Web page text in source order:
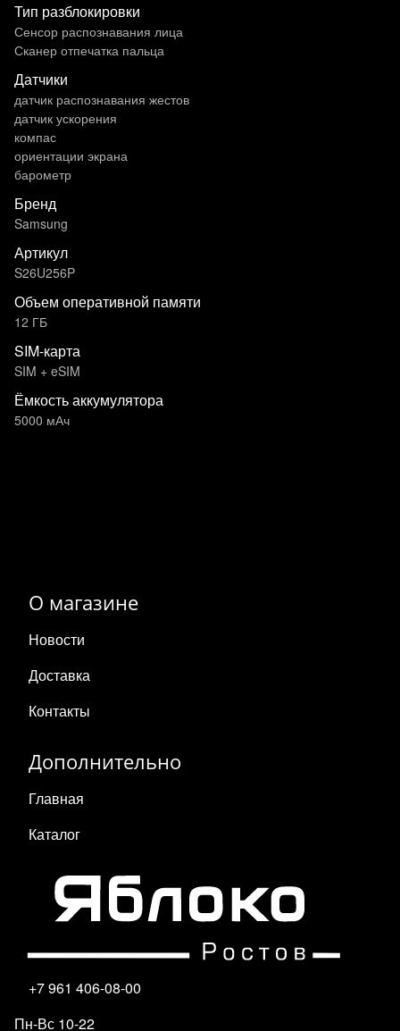
Тип разблокировки
Сенсор распознавания лица
Сканер отпечатка пальца
Датчики
датчик распознавания жестов
датчик ускорения
компас
ориентации экрана
барометр
Бренд
Samsung
Артикул
S26U256P
Объем оперативной памяти
12 ГБ
SIM-карта
SIM + eSIM
Ёмкость аккумулятора
5000 мАч
О магазине
Новости
Доставка
Контакты
Дополнительно
Главная
Каталог
+7 961 406-08-00
Пн-Вс 10-22